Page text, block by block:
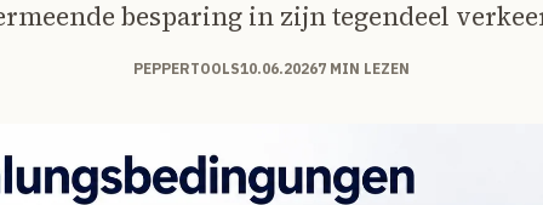
besparing in zijn tegendeel
PEPPERTOOLS10.06.20267 MIN LEZEN